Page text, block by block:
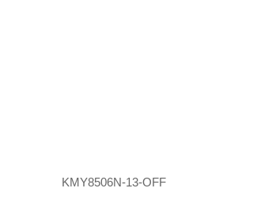
KMY8506N-13-OFF